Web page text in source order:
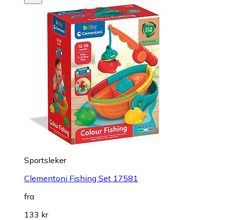
Sportsleker
Clementoni Fishing Set 17581
fra
133 kr